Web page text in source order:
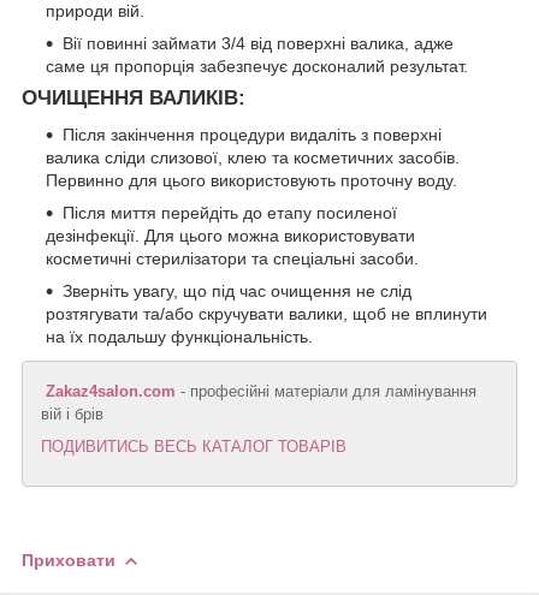
природи вій.
Вії повинні займати 3/4 від поверхні валика, адже
саме ця пропорція забезпечує досконалий результат.
ОЧИЩЕННЯ ВАЛИКІВ:
Після закінчення процедури видаліть з поверхні
валика сліди слизової, клею та косметичних засобів.
Первинно для цього використовують проточну воду.
Після миття перейдіть до етапу посиленої
дезінфекції. Для цього можна використовувати
косметичні стерилізатори та спеціальні засоби.
Зверніть увагу, що під час очищення не слід
розтягувати та/або скручувати валики, щоб не вплинути
на їх подальшу функціональність.
Zakaz4salon.com - професійні матеріали для ламінування
вій і брів
ПОДИВИТИСЬ ВЕСЬ КАТАЛОГ ТОВАРІВ
Приховати